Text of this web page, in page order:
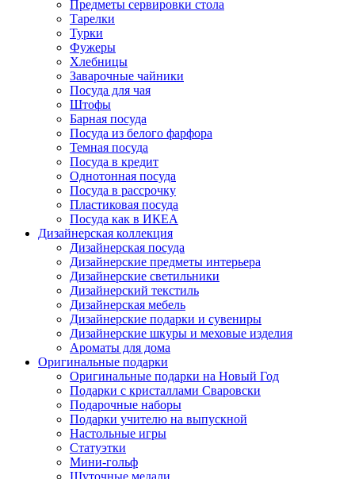
Предметы сервировки стола
Тарелки
Турки
Фужеры
Хлебницы
Заварочные чайники
Посуда для чая
Штофы
Барная посуда
Посуда из белого фарфора
Темная посуда
Посуда в кредит
Однотонная посуда
Посуда в рассрочку
Пластиковая посуда
Посуда как в ИКЕА
Дизайнерская коллекция
Дизайнерская посуда
Дизайнерские предметы интерьера
Дизайнерские светильники
Дизайнерский текстиль
Дизайнерская мебель
Дизайнерские подарки и сувениры
Дизайнерские шкуры и меховые изделия
Ароматы для дома
Оригинальные подарки
Оригинальные подарки на Новый Год
Подарки с кристаллами Сваровски
Подарочные наборы
Подарки учителю на выпускной
Настольные игры
Статуэтки
Мини-гольф
Шуточные медали